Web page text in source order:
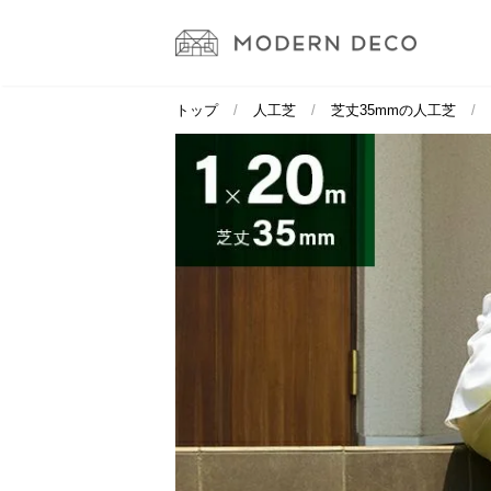
トップ 人工芝 芝丈35mmの人工芝